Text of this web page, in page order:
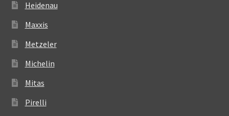
Heidenau
Maxxis
Metzeler
Michelin
Mitas
Pirelli